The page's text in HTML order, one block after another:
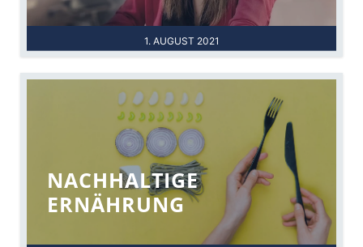
1. AUGUST 2021
NACHHALTIGE
ERNÄHRUNG